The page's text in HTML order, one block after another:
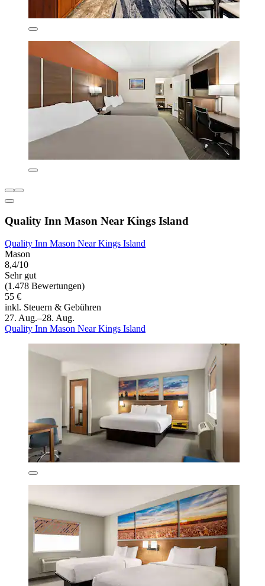
Quality Inn Mason Near Kings Island
Quality Inn Mason Near Kings Island
Mason
8,4/10
Sehr gut
(1.478 Bewertungen)
55 €
inkl. Steuern & Gebühren
27. Aug.–28. Aug.
Quality Inn Mason Near Kings Island